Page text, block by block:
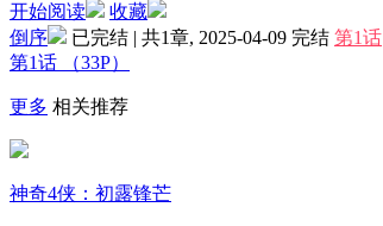
开始阅读
收藏
倒序
已完结 | 共1章, 2025-04-09 完结 第1话
第1话
（33P）
更多 相关推荐
神奇4侠：初露锋芒